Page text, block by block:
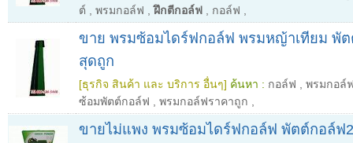
ต์
พรมกอล์ฟ ,ฝึกตีกอล์ฟ กอล์ฟ
ขาย พรมซ้อมไดร์ฟกอล์ฟ พรมหญ้าเทียม พั
สุดถูก
[ธุรกิจ สินค้า และ บริการ อื่นๆ] ค้นหา : กอล์ฟ
พรมกอล์
ซ้อมพัตต์กอล์ฟ
พรมกอล์ฟราคาถูก
ขายไม่แพง พรมซ้อมไดร์ฟกอล์ฟ พัตต์กอล์ฟ